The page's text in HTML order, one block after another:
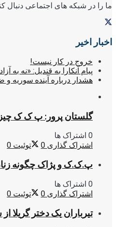
ما را در شبکه های اجتماعی دنبال
اخبار اخیر
خروج در کار نیست!
پیام آنکارا به قندیل: «نه به
هشدار درباره آینده سوریه
گلستان پرور: پ ک ک
0 اشتراک ها
اشتراک گذاری 0 توئیت 0
پ.ک.ک و پژاک چگونه
0 اشتراک ها
اشتراک گذاری 0 توئیت 0
تیرباران یک دختر